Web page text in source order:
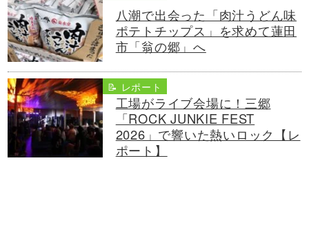
八潮で出会った「肉汁うどん味
ポテトチップス」を求めて蓮田
市「翁の郷」へ
📝 レポート
工場がライブ会場に！三郷
「ROCK JUNKIE FEST
2026」で響いた熱いロック【レ
ポート】